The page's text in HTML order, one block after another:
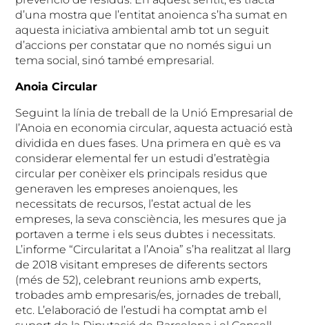
d’una mostra que l’entitat anoienca s’ha sumat en
aquesta iniciativa ambiental amb tot un seguit
d’accions per constatar que no només sigui un
tema social, sinó també empresarial.
Anoia Circular
Seguint la línia de treball de la Unió Empresarial de
l’Anoia en economia circular, aquesta actuació està
dividida en dues fases. Una primera en què es va
considerar elemental fer un estudi d’estratègia
circular per conèixer els principals residus que
generaven les empreses anoienques, les
necessitats de recursos, l’estat actual de les
empreses, la seva consciència, les mesures que ja
portaven a terme i els seus dubtes i necessitats.
L’informe “Circularitat a l’Anoia” s’ha realitzat al llarg
de 2018 visitant empreses de diferents sectors
(més de 52), celebrant reunions amb experts,
trobades amb empresaris/es, jornades de treball,
etc. L’elaboració de l’estudi ha comptat amb el